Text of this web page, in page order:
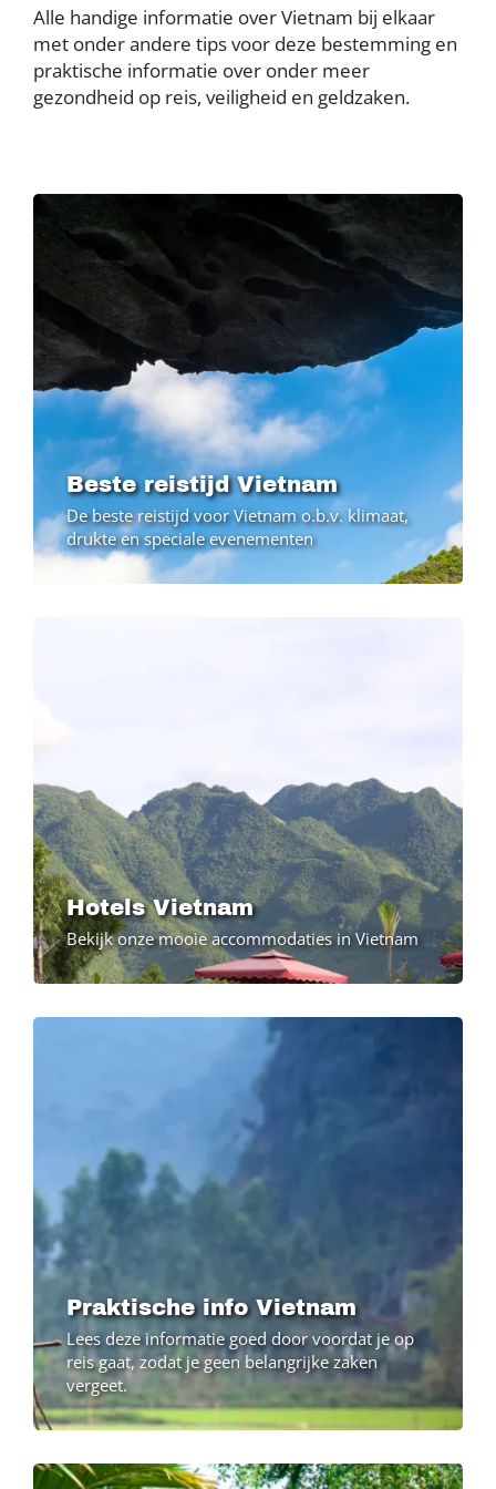
Alle handige informatie over Vietnam bij elkaar
met onder andere tips voor deze bestemming en
praktische informatie over onder meer
gezondheid op reis, veiligheid en geldzaken.
Image
Beste reistijd Vietnam
De beste reistijd voor Vietnam o.b.v. klimaat,
drukte en speciale evenementen
Hotels Vietnam
Bekijk onze mooie accommodaties in Vietnam
Image
Praktische info Vietnam
Lees deze informatie goed door voordat je op
reis gaat, zodat je geen belangrijke zaken
vergeet.
Image